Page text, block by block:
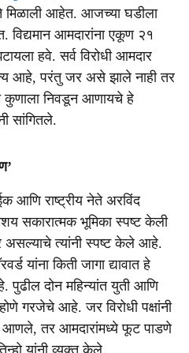
मिळाली आहेत. आजच्या घडीला
विद्यमान आमदारांना एकूण २१
हवे. सर्व विरोधी आमदार
आहे, परंतु जर असे झाले नाही तर
कुणाला निवडून आणायचे हे
सांगितले.
आणि राष्‍ट्रीय नेते अरविंद
सकारात्मक भूमिका स्पष्ट केली
असल्याचे त्यांनी स्पष्ट केले आहे.
यांना किती जागा द्यावात हे
दोन महिन्यांत युती आणि
गरजेचे आहे. जर विरोधी पक्षांनी
तर आमदारांमध्ये फूट पाडणे
यांनी व्यक्त केले.